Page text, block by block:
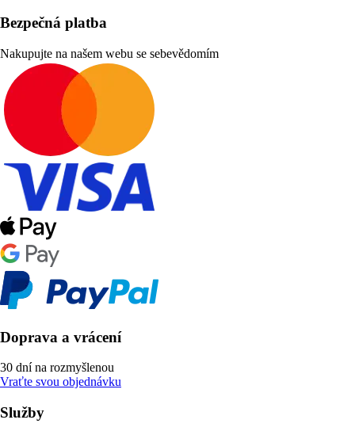
Bezpečná platba
Nakupujte na našem webu se sebevědomím
Doprava a vrácení
30 dní na rozmyšlenou
Vraťte svou objednávku
Služby